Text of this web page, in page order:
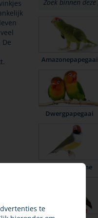
Amazonepapegaai
Dwergpapegaai
Gouldamadine
te